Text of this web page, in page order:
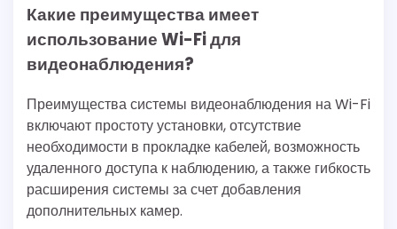
Какие преимущества имеет
использование Wi-Fi для
видеонаблюдения?
Преимущества системы видеонаблюдения на Wi-Fi
включают простоту установки, отсутствие
необходимости в прокладке кабелей, возможность
удаленного доступа к наблюдению, а также гибкость
расширения системы за счет добавления
дополнительных камер.